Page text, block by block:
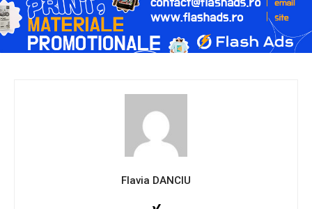
Flavia DANCIU